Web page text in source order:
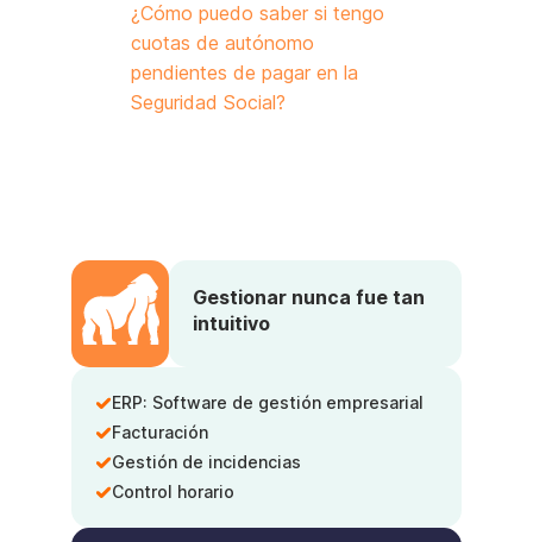
¿Cómo puedo saber si tengo
cuotas de autónomo
pendientes de pagar en la
Seguridad Social?
Gestionar nunca fue tan
intuitivo
ERP: Software de gestión empresarial
Facturación
Gestión de incidencias
Control horario